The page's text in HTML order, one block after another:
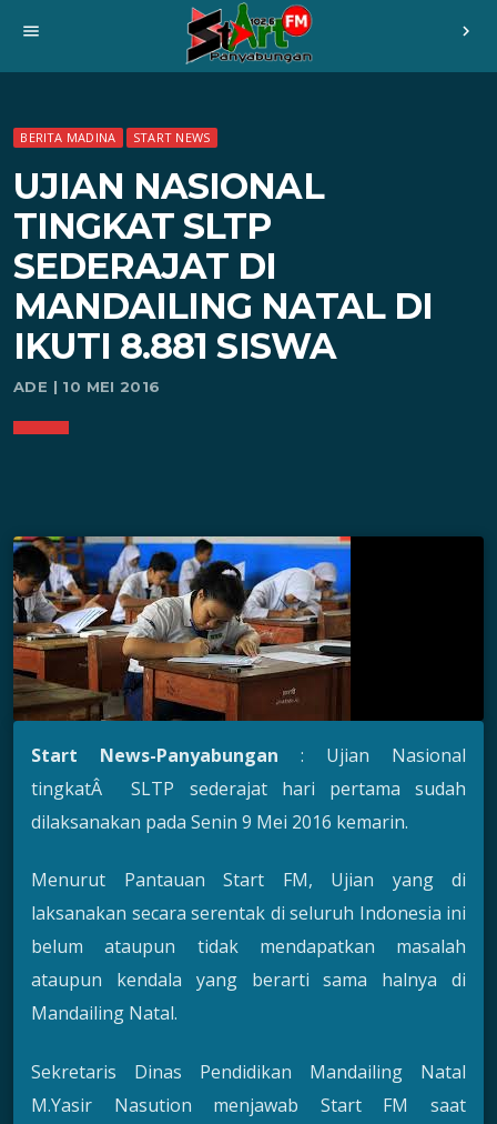
menu chevron_right
BERITA MADINA START NEWS
UJIAN NASIONAL
TINGKAT SLTP
SEDERAJAT DI
MANDAILING NATAL DI
IKUTI 8.881 SISWA
ADE | 10 MEI 2016
Start News-Panyabungan : Ujian Nasional
tingkatÂ SLTP sederajat hari pertama sudah
dilaksanakan pada Senin 9 Mei 2016 kemarin.
Menurut Pantauan Start FM, Ujian yang di
laksanakan secara serentak di seluruh Indonesia ini
belum ataupun tidak mendapatkan masalah
ataupun kendala yang berarti sama halnya di
Mandailing Natal.
Sekretaris Dinas Pendidikan Mandailing Natal
M.Yasir Nasution menjawab Start FM saat